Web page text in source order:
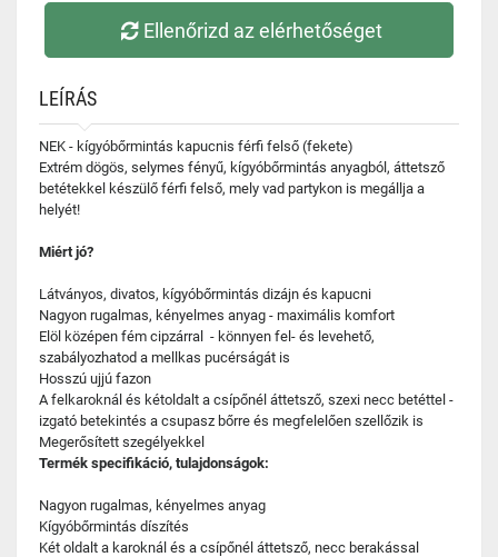
Ellenőrizd az elérhetőséget
LEÍRÁS
NEK - kígyóbőrmintás kapucnis férfi felső (fekete)
Extrém dögös, selymes fényű, kígyóbőrmintás anyagból, áttetsző
betétekkel készülő férfi felső, mely vad partykon is megállja a
helyét!
Miért jó?
Látványos, divatos, kígyóbőrmintás dizájn és kapucni
Nagyon rugalmas, kényelmes anyag - maximális komfort
Elöl középen fém cipzárral - könnyen fel- és levehető,
szabályozhatod a mellkas pucérságát is
Hosszú ujjú fazon
A felkaroknál és kétoldalt a csípőnél áttetsző, szexi necc betéttel -
izgató betekintés a csupasz bőrre és megfelelően szellőzik is
Megerősített szegélyekkel
Termék specifikáció, tulajdonságok:
Nagyon rugalmas, kényelmes anyag
Kígyóbőrmintás díszítés
Két oldalt a karoknál és a csípőnél áttetsző, necc berakással